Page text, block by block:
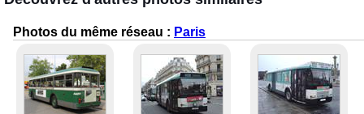
Photos du même réseau : Paris